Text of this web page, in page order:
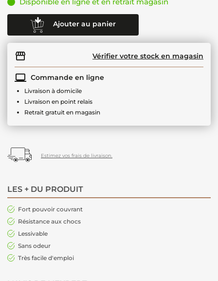
Ajouter au panier
Vérifier votre stock en magasin
Commande en ligne
Livraison à domicile
Livraison en point relais
Retrait gratuit en magasin
Estimez vos frais de livraison.
LES + DU PRODUIT
Fort pouvoir couvrant
Résistance aux chocs
Lessivable
Sans odeur
Très facile d'emploi